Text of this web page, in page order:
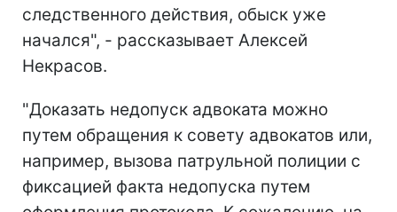
следственного действия, обыск уже
начался", - рассказывает Алексей
Некрасов.
"Доказать недопуск адвоката можно
путем обращения к совету адвокатов или,
например, вызова патрульной полиции с
фиксацией факта недопуска путем